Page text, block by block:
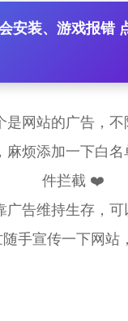
安装、游戏报错
网站的广告，不
麻烦添加一下白
件拦截 ❤️
广告维持生存，
手宣传一下网站